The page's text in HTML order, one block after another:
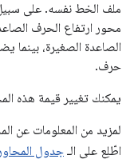
محور ارتفاع الحرف
الصاعدة الصغيرة،
حرف.
يمكنك تغيير قيمة هذه
لمزيد من المعلومات عن
اطّلِع على الـ جدول